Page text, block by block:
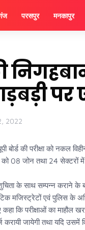
परसपुर मनकापुर
2022
बोर्ड की परीक्षा को नकल
08 जोन तथा 24 सेक्टरों में
के साथ सम्पन्न कराने के
मजिस्ट्रेटों एवं पुलिस के
कहा कि परीक्षाओं का
जायेगी तथा यदि उसमें